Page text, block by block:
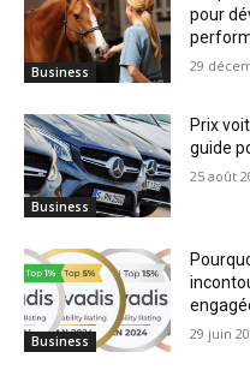
Business
pour
29
Business
Prix
guide
25 août
Business 29 juin